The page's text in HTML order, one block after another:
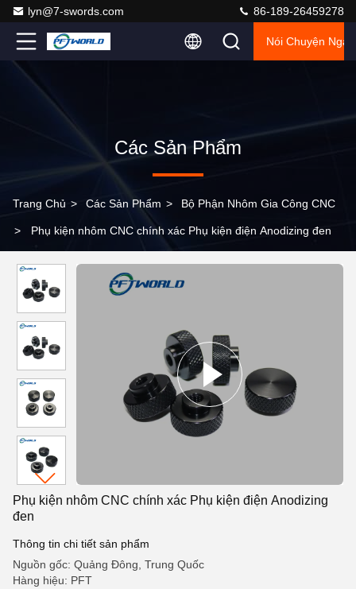
lyn@7-swords.com 86-189-26459278
Nói Chuyện Ngay
Các Sản Phẩm
Trang Chủ > Các Sản Phẩm > Bộ Phận Nhôm Gia Công CNC
> Phụ kiện nhôm CNC chính xác Phụ kiện điện Anodizing đen
Phụ kiện nhôm CNC chính xác Phụ kiện điện Anodizing
đen
Thông tin chi tiết sản phẩm
Nguồn gốc: Quảng Đông, Trung Quốc
Hàng hiệu: PFT